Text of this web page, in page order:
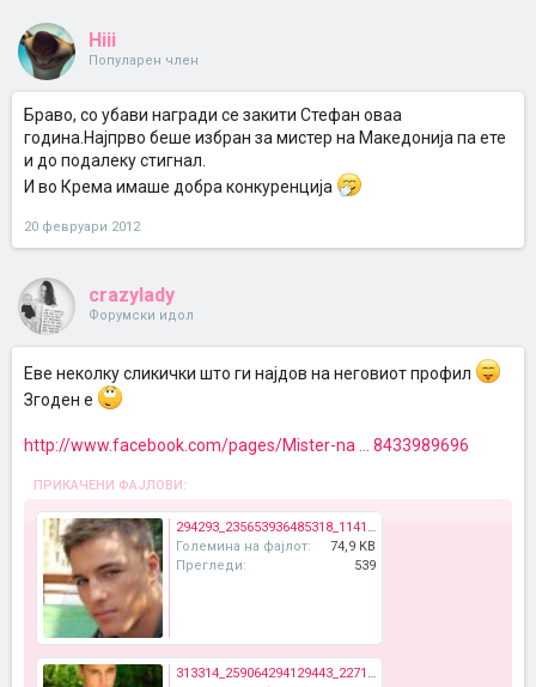
Hiii
Популарен член
Браво, со убави награди се закити Стефан оваа
година.Најпрво беше избран за мистер на Македонија па ете
и до подалеку стигнал.
И во Крема имаше добра конкуренција
20 февруари 2012
crazylady
Форумски идол
Eве неколку сликички што ги најдов на неговиот профил
Згоден е
http://www.facebook.com/pages/Mister-na ... 8433989696
ПРИКАЧЕНИ ФАЈЛОВИ:
294293_235653936485318_114131165304263_686599_1567517660_n.jpg
Големина на фајлот:
74,9 KB
Прегледи:
539
313314_259064294129443_227128433989696_632008_682298882_n.jpg